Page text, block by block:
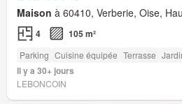
Maison à 60410, Verberie, Oise,
4 105 m²
Parking Cuisine équipée Terrasse
Il y a 30+ jours
LEBONCOIN